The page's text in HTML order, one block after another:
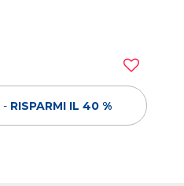
- RISPARMI IL 40 %